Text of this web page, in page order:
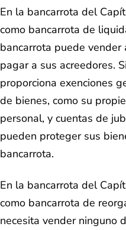
En la bancarrota del
como bancarrota de
bancarrota puede
pagar a sus acreedores.
proporciona exenciones
de bienes, como su
personal, y cuentas de
pueden proteger sus
bancarrota.
En la bancarrota del
como bancarrota de
necesita vender ninguno